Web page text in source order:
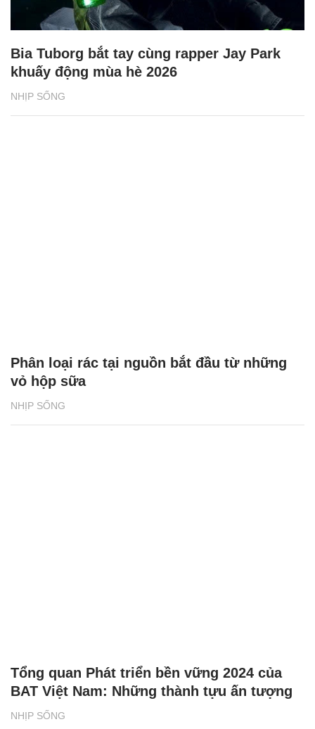
NHỊP SỐNG
Bia Tuborg bắt tay cùng rapper Jay Park
khuấy động mùa hè 2026
NHỊP SỐNG
Phân loại rác tại nguồn bắt đầu từ những
vỏ hộp sữa
NHỊP SỐNG
Tổng quan Phát triển bền vững 2024 của
BAT Việt Nam: Những thành tựu ấn tượng